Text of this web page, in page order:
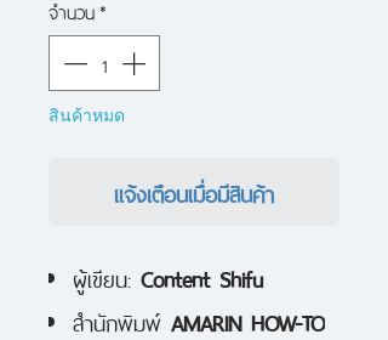
จำนวน*
สินค้าหมด
แจ้งเตือนเมื่อมีสินค้า
ผู้เขียน: Content Shifu
สำนักพิมพ์ AMARIN HOW-TO